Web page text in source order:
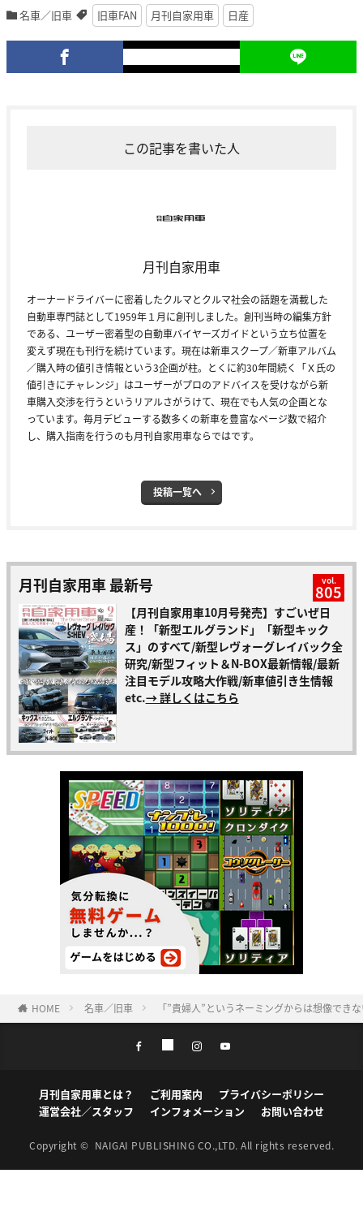
名車／旧車 旧車FAN 月刊自家用車 日産
この記事を書いた人
月刊自家用車
オーナードライバーに密着したクルマとクルマ社会の話題を満載した
自動車専門誌として1959年１月に創刊しました。創刊当時の編集方針
である、ユーザー密着型の自動車バイヤーズガイドという立ち位置を
変えず現在も刊行を続けています。現在は新車スクープ／新車アルバム
／購入時の値引き情報という3企画が柱。とくに約30年間続く「Ｘ氏の
値引きにチャレンジ」はユーザーがプロのアドバイスを受けながら新
車購入交渉を行うというリアルさがうけて、現在でも人気の企画とな
っています。毎月デビューする数多くの新車を豊富なページ数で紹介
し、購入指南を行うのも月刊自家用車ならではです。
投稿一覧へ
月刊自家用車 最新号 vol.
805
【月刊自家用車10月号発売】すごいぜ日
産！「新型エルグランド」「新型キック
ス」のすべて/新型レヴォーグレイバック全
研究/新型フィット＆N-BOX最新情報/最新
注目モデル攻略大作戦/新車値引き生情報
etc.→ 詳しくはこちら
HOME 名車／旧車 「”貴婦人”というネーミングからは想像でき
月刊自家用車とは？ ご利用案内
プライバシーポリシー
運営会社／スタッフ
インフォメーション お問い合わせ
Copyright © NAIGAI PUBLISHING CO.,LTD. All rights reserved.